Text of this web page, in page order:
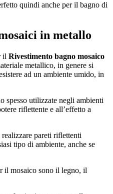
quindi anche per il bagno di
in metallo
il Rivestimento bagno mosaico
metallico, in genere si
ad un ambiente umido, in
spesso utilizzate negli ambienti
riflettente e all’effetto a
pareti riflettenti
tipo di ambiente, anche se
il mosaico sono il legno, il